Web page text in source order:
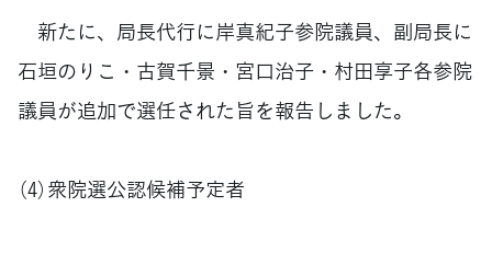
新たに、局長代行に岸真紀子参院議員、副局長に
石垣のりこ・古賀千景・宮口治子・村田享子各参院
議員が追加で選任された旨を報告しました。
（4）衆院選公認候補予定者